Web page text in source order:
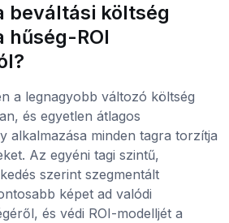
beváltási költség
hűség-ROI
a legnagyobb változó költség
és egyetlen átlagos
alkalmazása minden tagra torzítja
Az egyéni tagi szintű,
szerint szegmentált
képet ad valódi
és védi ROI-modelljét a